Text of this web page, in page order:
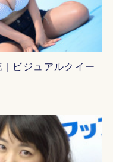
ビジュアルクイー